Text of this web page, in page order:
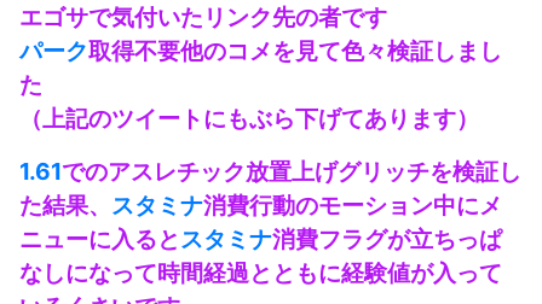
エゴサで気付いたリンク先の者です
パーク取得不要他のコメを見て色々検証しまし
た
（上記のツイートにもぶら下げてあります）
1.61でのアスレチック放置上げグリッチを検証し
た結果、 スタミナ消費行動のモーション中にメ
ニューに入るとスタミナ消費フラグが立ちっぱ
なしになって時間経過とともに経験値が入って